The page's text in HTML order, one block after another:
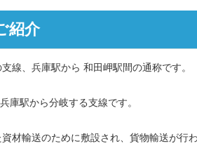
紹介
線、兵庫駅から 和田岬駅間の通称です。
庫駅から分岐する支線です。
材輸送のために敷設され、貨物輸送が行